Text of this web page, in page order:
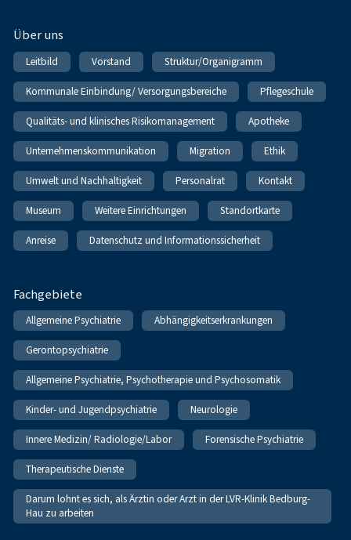
Über uns
Leitbild Vorstand Struktur/Organigramm
Kommunale Einbindung/ Versorgungsbereiche Pflegeschule
Qualitäts- und klinisches Risikomanagement Apotheke
Unternehmenskommunikation Migration Ethik
Umwelt und Nachhaltigkeit Personalrat Kontakt
Museum Weitere Einrichtungen Standortkarte
Anreise Datenschutz und Informationssicherheit
Fachgebiete
Allgemeine Psychiatrie Abhängigkeitserkrankungen
Gerontopsychiatrie
Allgemeine Psychiatrie, Psychotherapie und Psychosomatik
Kinder- und Jugendpsychiatrie Neurologie
Innere Medizin/ Radiologie/Labor Forensische Psychiatrie
Therapeutische Dienste
Darum lohnt es sich, als Ärztin oder Arzt in der LVR-Klinik Bedburg-
Hau zu arbeiten